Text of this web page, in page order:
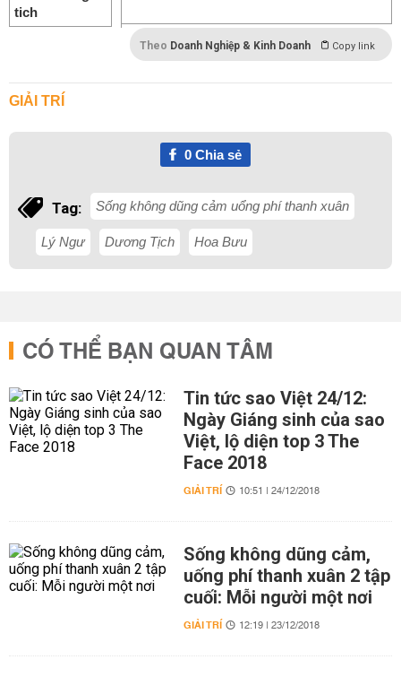
Theo Doanh Nghiệp & Kinh Doanh Copy link
GIẢI TRÍ
0Chia sẻ
Tag: Sống không dũng cảm uổng phí thanh xuân
Lý Ngư Dương Tịch Hoa Bưu
CÓ THỂ BẠN QUAN TÂM
Tin tức sao Việt 24/12:
Ngày Giáng sinh của sao
Việt, lộ diện top 3 The
Face 2018
GIẢI TRÍ 10:51 | 24/12/2018
Sống không dũng cảm,
uống phí thanh xuân 2 tập
cuối: Mỗi người một nơi
GIẢI TRÍ 12:19 | 23/12/2018